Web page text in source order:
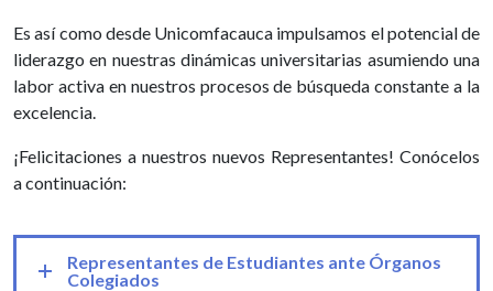
Es así como desde Unicomfacauca impulsamos el potencial de
liderazgo en nuestras dinámicas universitarias asumiendo una
labor activa en nuestros procesos de búsqueda constante a la
excelencia.
¡Felicitaciones a nuestros nuevos Representantes! Conócelos
a continuación:
Representantes de Estudiantes ante Órganos
Colegiados